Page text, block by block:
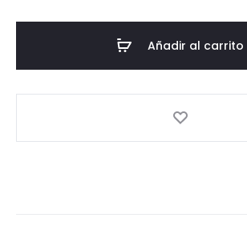
Verde
Añadir al carrito